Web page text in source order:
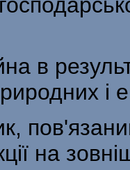
в
і
на